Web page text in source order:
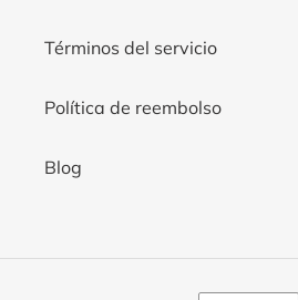
Términos del servicio
Política de reembolso
Blog